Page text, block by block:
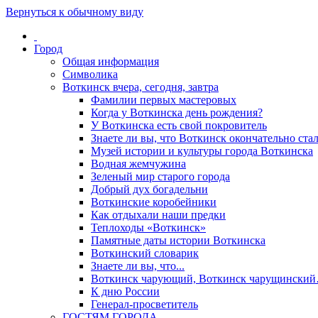
Вернуться к обычному виду
Город
Общая информация
Символика
Воткинск вчера, сегодня, завтра
Фамилии первых мастеровых
Когда у Воткинска день рождения?
У Воткинска есть свой покровитель
Знаете ли вы, что Воткинск окончательно
Музей истории и культуры города Воткинска
Водная жемчужина
Зеленый мир старого города
Добрый дух богадельни
Воткинские коробейники
Как отдыхали наши предки
Теплоходы «Воткинск»
Памятные даты истории Воткинска
Воткинский словарик
Знаете ли вы, что...
Воткинск чарующий, Воткинск
К дню России
Генерал-просветитель